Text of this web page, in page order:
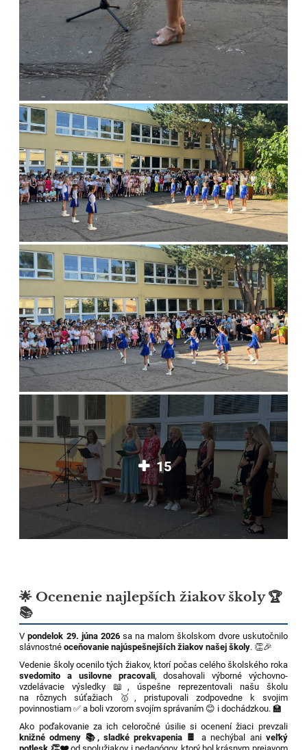
15
🌟 Ocenenie najlepších žiakov školy 🏆
📚
Vpondelok 29. júna 2026sa na malom školskom dvore uskutočnilo
slávnostnéoceňovanie najúspešnejších žiakov našej školy. 👏🎉
Vedenie školy ocenilo tých žiakov, ktorí počas celého školského roka
svedomito a usilovne pracovali, dosahovali výborné výchovno-
vzdelávacie výsledky 📖, úspešne reprezentovali našu školu
na rôznych súťažiach 🥇, pristupovali zodpovedne k svojim
povinnostiam ✅ a boli vzorom svojím správaním 😊 i dochádzkou. 🏫
Ako poďakovanie za ich celoročné úsilie si ocenení žiaci prevzali
knižné odmeny 📚, sladké prekvapenia 🍫
a nechýbal ani veľký